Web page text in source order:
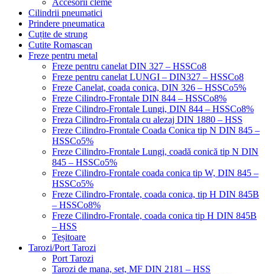
Accesorii cleme
Cilindrii pneumatici
Prindere pneumatica
Cuțite de strung
Cutite Romascan
Freze pentru metal
Freze pentru canelat DIN 327 – HSSCo8
Freze pentru canelat LUNGI – DIN327 – HSSCo8
Freze Canelat, coada conica, DIN 326 – HSSCo5%
Freze Cilindro-Frontale DIN 844 – HSSCo8%
Freze Cilindro-Frontale Lungi, DIN 844 – HSSCo8%
Freza Cilindro-Frontala cu alezaj DIN 1880 – HSS
Freze Cilindro-Frontale Coada Conica tip N DIN 845 –
HSSCo5%
Freze Cilindro-Frontale Lungi, coadă conică tip N DIN
845 – HSSCo5%
Freze Cilindro-Frontale coada conica tip W, DIN 845 –
HSSCo5%
Freze Cilindro-Frontale, coada conica, tip H DIN 845B
– HSSCo8%
Freze Cilindro-Frontale, coada conica tip H DIN 845B
– HSS
Teșitoare
Tarozi/Port Tarozi
Port Tarozi
Tarozi de mana, set, MF DIN 2181 – HSS